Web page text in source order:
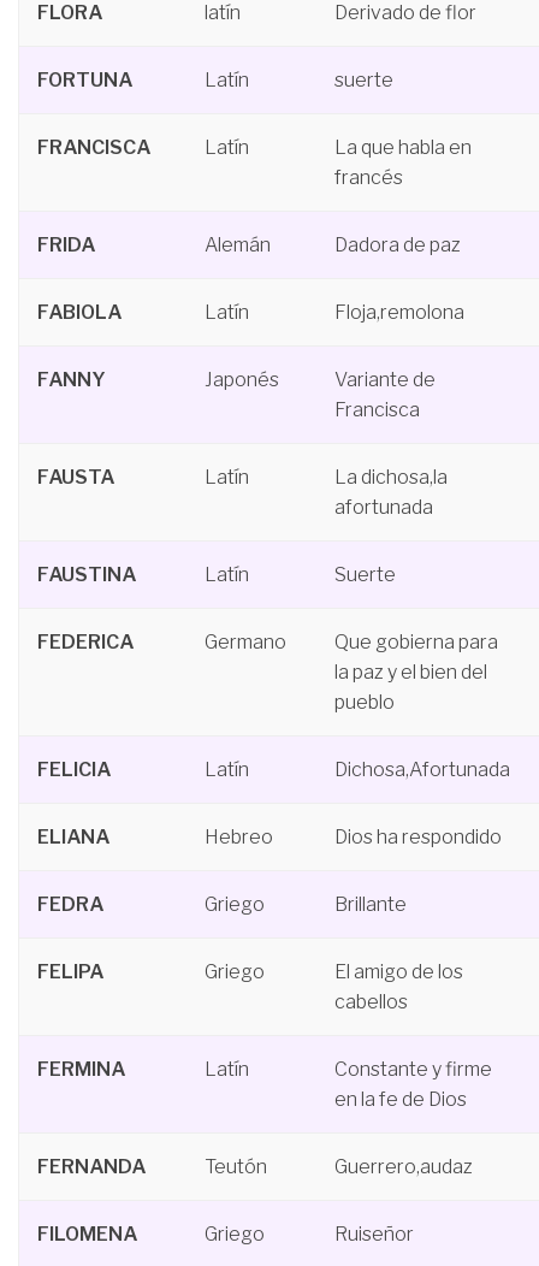
FLORA latín Derivado de flor
FORTUNA Latín suerte
FRANCISCA Latín
La que habla en
francés
FRIDA Alemán Dadora de paz
FABIOLA Latín Floja,remolona
FANNY Japonés
Variante de
Francisca
FAUSTA Latín
La dichosa,la
afortunada
FAUSTINA Latín Suerte
FEDERICA Germano
Que gobierna para
la paz y el bien del
pueblo
FELICIA Latín Dichosa,Afortunada
ELIANA Hebreo Dios ha respondido
FEDRA Griego Brillante
FELIPA Griego
El amigo de los
cabellos
FERMINA Latín
Constante y firme
en la fe de Dios
FERNANDA Teutón Guerrero,audaz
FILOMENA Griego Ruiseñor